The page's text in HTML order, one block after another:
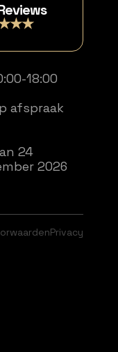
18:00
afspraak
24
2026
Privacy